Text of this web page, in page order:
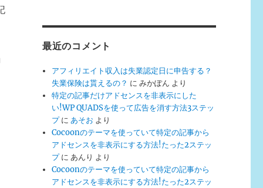
最近のコメント
アフィリエイト収入は失業認定日に申告する？
失業保険は貰えるの？ にみかぽん より
特定の記事だけアドセンスを非表示にした
い!WP QUADSを使って広告を消す方法3ステッ
プにあそお より
Cocoonのテーマを使っていて特定の記事から
アドセンスを非表示にする方法!たった2ステッ
プにあんり より
Cocoonのテーマを使っていて特定の記事から
アドセンスを非表示にする方法!たった2ステッ